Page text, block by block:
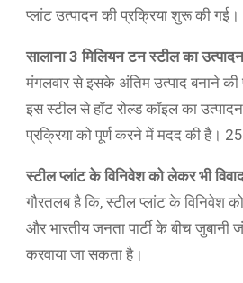
प्लांट उत्पादन की प्रक्रिया शुरू की गई।
सालाना 3 मिलियन टन स्टील का
मंगलवार से इसके अंतिम उत्पाद बनाने
इस स्टील से हॉट रोल्ड कॉइल का
प्रक्रिया को पूर्ण करने में मदद की है।
स्टील प्लांट के विनिवेश को लेकर भी
गौरतलब है कि, स्टील प्लांट के विनिवेश
और भारतीय जनता पार्टी के बीच
करवाया जा सकता है।